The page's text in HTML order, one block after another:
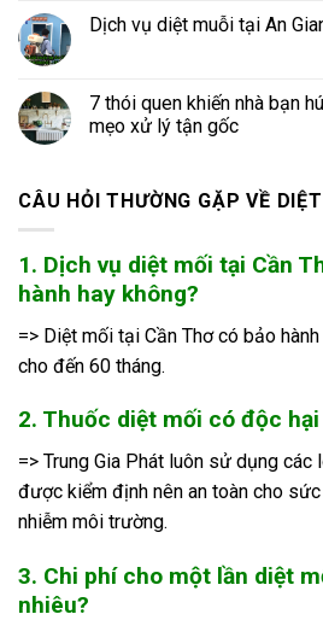
Dịch vụ diệt muỗi tại An
7 thói quen khiến nhà bạn
mẹo xử lý tận gốc
CÂU HỎI THƯỜNG GẶP VỀ
1. Dịch vụ diệt mối tại Cần
hành hay không?
=> Diệt mối tại Cần Thơ có bảo
cho đến 60 tháng.
2. Thuốc diệt mối có độc
=> Trung Gia Phát luôn sử dụng
được kiểm định nên an toàn cho
nhiễm môi trường.
3. Chi phí cho một lần diệt
nhiêu?